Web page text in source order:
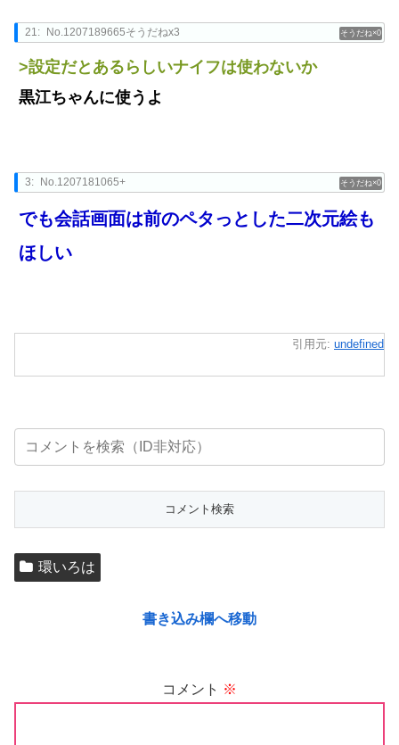
0
21: No.1207189665そうだねx3
>設定だとあるらしいナイフは使わないか
黒江ちゃんに使うよ
0
3: No.1207181065+
でも会話画面は前のペタっとした二次元絵も
ほしい
引用元: undefined
環いろは
書き込み欄へ移動
コメント ※